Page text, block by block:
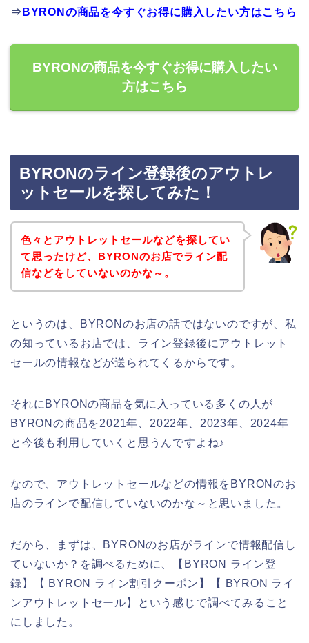
⇒ BYRONの商品を今すぐお得に購入したい方はこちら
BYRONの商品を今すぐお得に購入したい
方はこちら
BYRONのライン登録後のアウトレ
ットセールを探してみた！
色々とアウトレットセールなどを探してい
て思ったけど、BYRONのお店でライン配
信などをしていないのかな～。
というのは、BYRONのお店の話ではないのですが、私
の知っているお店では、ライン登録後にアウトレット
セールの情報などが送られてくるからです。
それにBYRONの商品を気に入っている多くの人が
BYRONの商品を2021年、2022年、2023年、2024年
と今後も利用していくと思うんですよね♪
なので、アウトレットセールなどの情報をBYRONのお
店のラインで配信していないのかな～と思いました。
だから、まずは、BYRONのお店がラインで情報配信し
ていないか？を調べるために、【BYRON ライン登
録】【 BYRON ライン割引クーポン】【 BYRON ライ
ンアウトレットセール】という感じで調べてみること
にしました。